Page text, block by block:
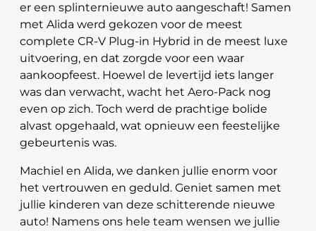
er een splinternieuwe auto aangeschaft! Samen
met Alida werd gekozen voor de meest
complete CR-V Plug-in Hybrid in de meest luxe
uitvoering, en dat zorgde voor een waar
aankoopfeest. Hoewel de levertijd iets langer
was dan verwacht, wacht het Aero-Pack nog
even op zich. Toch werd de prachtige bolide
alvast opgehaald, wat opnieuw een feestelijke
gebeurtenis was.
Machiel en Alida, we danken jullie enorm voor
het vertrouwen en geduld. Geniet samen met
jullie kinderen van deze schitterende nieuwe
auto! Namens ons hele team wensen we jullie